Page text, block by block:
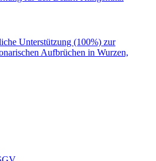
Unterstützung (100%) zur
Aufbrüchen in Wurzen,